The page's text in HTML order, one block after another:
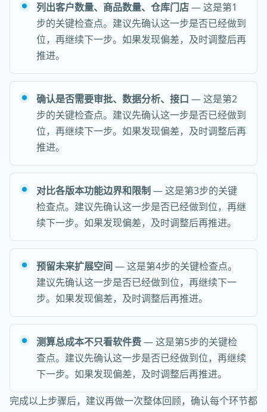
列出客户数量、商品数量、仓库门店— 这是第1
步的关键检查点。建议先确认这一步是否已经做到
位，再继续下一步。如果发现偏差，及时调整后再
推进。
确认是否需要审批、数据分析、接口 — 这是第2
步的关键检查点。建议先确认这一步是否已经做到
位，再继续下一步。如果发现偏差，及时调整后再
推进。
对比各版本功能边界和限制 — 这是第3步的关键
检查点。建议先确认这一步是否已经做到位，再继
续下一步。如果发现偏差，及时调整后再推进。
预留未来扩展空间 — 这是第4步的关键检查点。
建议先确认这一步是否已经做到位，再继续下一
步。如果发现偏差，及时调整后再推进。
测算总成本不只看软件费— 这是第5步的关键检
查点。建议先确认这一步是否已经做到位，再继续
下一步。如果发现偏差，及时调整后再推进。
完成以上步骤后，建议再做一次整体回顾，确认每个环节都